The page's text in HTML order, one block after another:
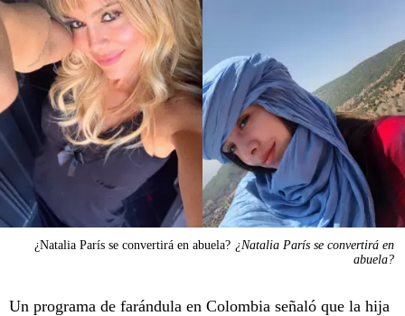
¿Natalia París se convertirá en abuela? ¿Natalia París se convertirá en
abuela?
Un programa de farándula en Colombia señaló que la hija